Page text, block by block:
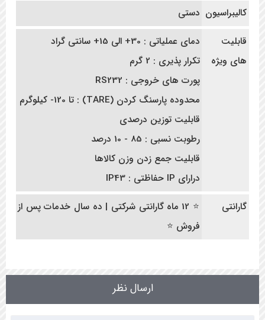
کالیبراسیون دستی
قابلیت
های ویژه
دمای عملیاتی : 30+ الی 15+ سانتی گراد
تکرار پذیری : 2 گرم
پورت های خروجی : RS232
محدوده پارسنگ کردن (TARE) : تا 120- کیلوگرم
قابلیت توزین درصدی
رطوبت نسبی : 85 - 10 درصد
قابلیت جمع زدن وزن کالاها
درارای IP حفاظتی : IP43
گارانتی
⭐ 12 ماه گارانتی شرکتی | ده سال خدمات پس از
فروش ⭐
ارسال نظر